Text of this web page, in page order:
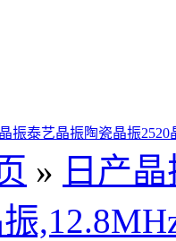
振泰艺晶振陶瓷晶振2520
» 日产